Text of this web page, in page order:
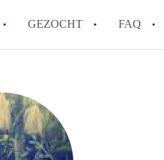
GEZOCHT FAQ
to translate HuurwoningLeeuwarden!
is HuurwoningenLeeuwarden?
is de privacyverklaring van
HuurwoningenLeeuwarden